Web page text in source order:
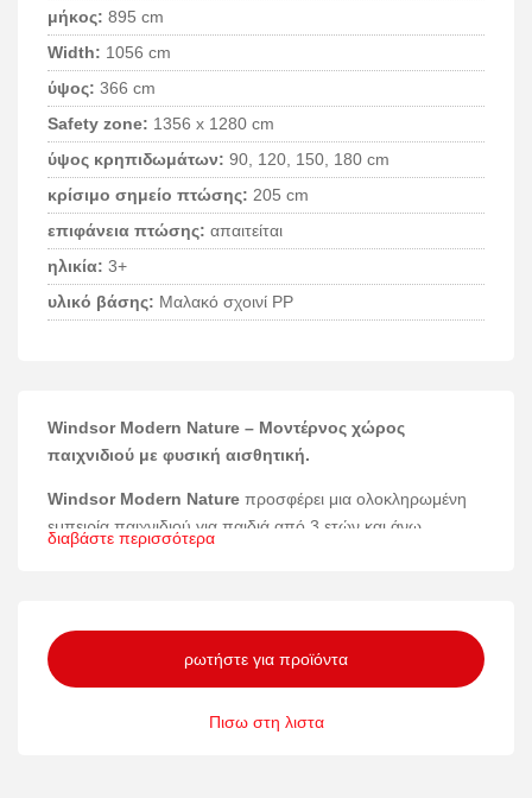
μήκος: 895 cm
Width: 1056 cm
ύψος: 366 cm
Safety zone: 1356 x 1280 cm
ύψος κρηπιδωμάτων: 90, 120, 150, 180 cm
κρίσιμο σημείο πτώσης: 205 cm
επιφάνεια πτώσης: απαιτείται
ηλικία: 3+
υλικό βάσης: Μαλακό σχοινί PP
Windsor Modern Nature – Μοντέρνος χώρος
παιχνιδιού με φυσική αισθητική.
Windsor Modern Nature προσφέρει μια ολοκληρωμένη
εμπειρία παιχνιδιού για παιδιά από 3 ετών και άνω,
συνδυάζοντας τη φυσική ομορφιά με την σύγχρονη
Υλικά και κατασκευή
υψηλής ποιότητας υλικά όπως ξύλο λάρτς, ανοξείδωτο
διαβάστε περισσότερα
ρωτήστε για προϊόντα
Πισω στη λιστα